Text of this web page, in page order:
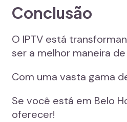
Conclusão
O IPTV está
ser a melhor maneira
Com uma vasta gama
Se você está em Belo
oferecer!